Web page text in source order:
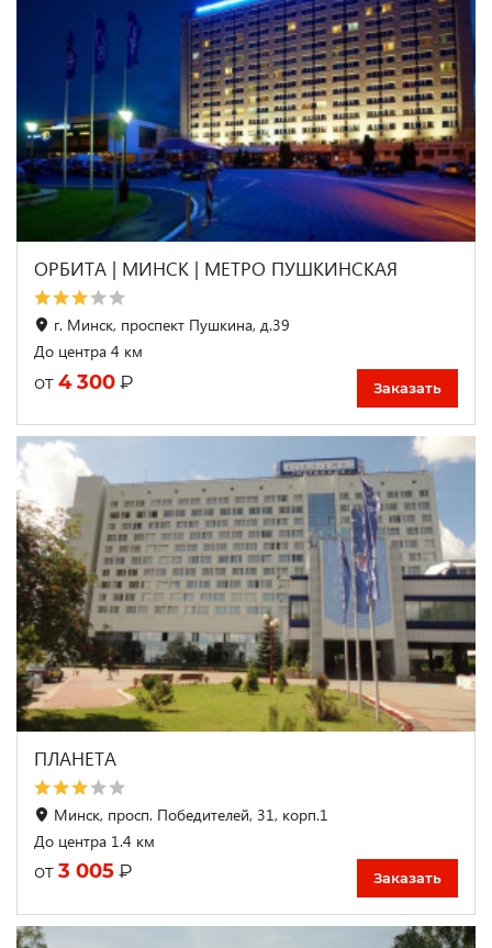
ОРБИТА | МИНСК | МЕТРО ПУШКИНСКАЯ
г. Минск, проспект Пушкина, д.39
До центра 4 км
от 4 300 ₽ Заказать
ПЛАНЕТА
Минск, просп. Победителей, 31, корп.1
До центра 1.4 км
от 3 005 ₽ Заказать